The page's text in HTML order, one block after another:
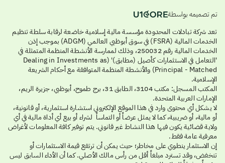
تم تصميمه بواسطة
تعد شركة تبادلات المحدودة مؤسسة مالية إسلامية خاضعة لرقابة سلطة تنظيم
الخدمات المالية (FSRA) في سوق أبوظبي العالمي (ADGM) بموجب إذن
الخدمات المالية رقم 250032، وذلك لممارسة الأنشطة المنظمة المتمثلة في
'التعامل في الاستثمارات كأصيل (مطابق)' (Dealing in Investments as
Principal - Matched) والأنشطة المنظمة المتوافقة مع أحكام الشريعة
الإسلامية.
المكتب المسجل: مكتب 3104، الطابق 31، برج طموح، أبوظبي، جزيرة الريم،
الإمارات العربية المتحدة.
لا يشكل أي محتوى وارد في هذا الموقع الإلكتروني استشارة استثمارية، أو قانونية،
أو مالية، أو ضريبية، كما لا يمثل عرضاً أو التماساً لشراء أو بيع أي أداة مالية في أي
ولاية قضائية يكون فيها هذا النشاط غير قانوني. يتم توفير كافة المعلومات لأغراض
معرفية عامة فقط.
إن الاستثمار ينطوي على مخاطر؛ حيث يمكن أن ترتفع قيمة الاستثمارات أو
تنخفض، وقد تسترد مبلغاً أقل من رأس مالك الأصلي. كما أن الأداء السابق ليس